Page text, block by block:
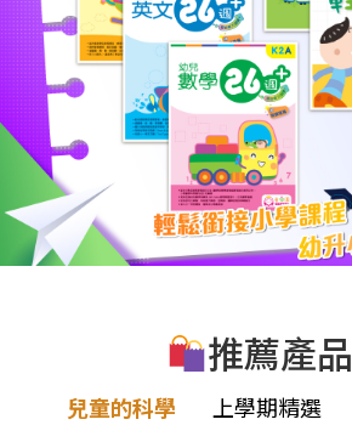
推薦產品
兒童的科學 上學期精選